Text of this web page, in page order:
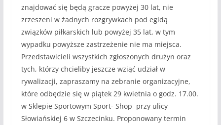
znajdować się będą gracze powyżej 30 lat, nie
zrzeszeni w żadnych rozgrywkach pod egidą
związków piłkarskich lub powyżej 35 lat, w tym
wypadku powyższe zastrzeżenie nie ma miejsca.
Przedstawicieli wszystkich zgłoszonych drużyn oraz
tych, którzy chcieliby jeszcze wziąć udział w
rywalizacji, zapraszamy na zebranie organizacyjne,
które odbędzie się w piątek 29 kwietnia o godz. 17.00.
w Sklepie Sportowym Sport- Shop przy ulicy
Słowiańskiej 6 w Szczecinku. Proponowany termin